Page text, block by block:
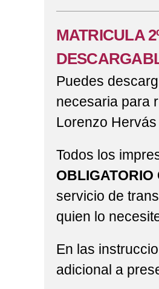
MATRICULA
Puedes
necesaria para
Lorenzo
Todos los
OBLIGATORIO
servicio de
quien lo
En las
adicional a